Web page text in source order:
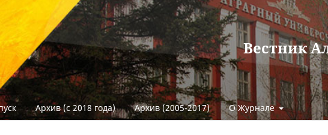
Вестник
Архив (с 2018 года) Архив (2005-2017) О Журнале